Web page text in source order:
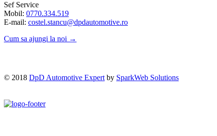
Sef Service
Mobil: 0770.334.519
E-mail: costel.stancu@dpdautomotive.ro
Cum sa ajungi la noi →
© 2018 DpD Automotive Expert by SparkWeb Solutions